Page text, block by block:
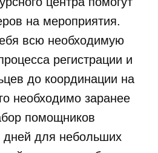
на мероприятия.
всю необходимую
регистрации и
до координации на
необходимо заранее
помощников
дней для небольших